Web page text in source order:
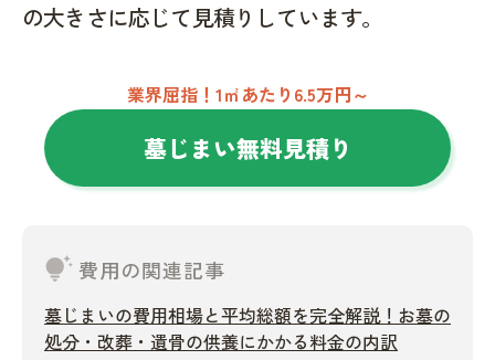
の大きさに応じて見積りしています。
業界屈指！1㎡あたり6.5万円～
墓じまい無料見積り
tips_and_updates 費用の関連記事
墓じまいの費用相場と平均総額を完全解説！お墓の
処分・改葬・遺骨の供養にかかる料金の内訳